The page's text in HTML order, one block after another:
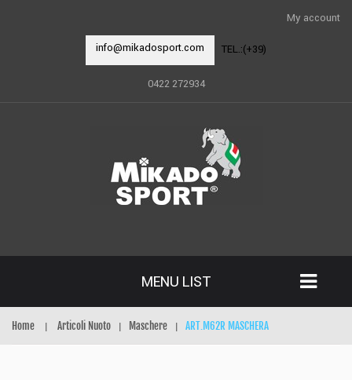
My account
info@mikadosport.com TEL.:(+39)
0422 272934
MENU LIST
Home Articoli Nuoto Maschere ART.M62R MASCHERA